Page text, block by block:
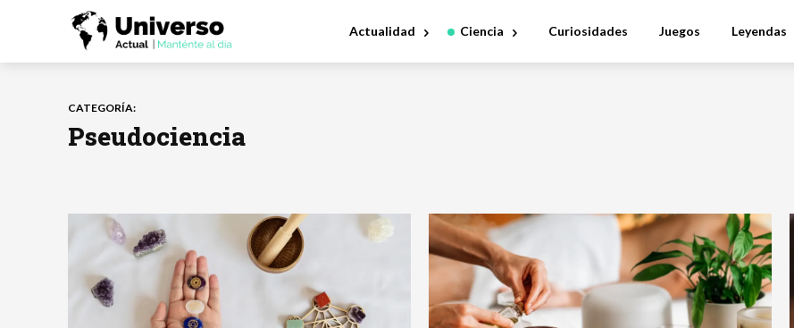
Actualidad Ciencia Curiosidades Juegos Leyendas
CATEGORÍA:
Pseudociencia